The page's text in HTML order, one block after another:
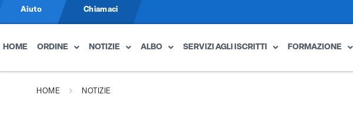
Aiuto Chiamaci
HOME ORDINE NOTIZIE ALBO SERVIZI AGLI ISCRITTI FORMAZIONE
HOME NOTIZIE